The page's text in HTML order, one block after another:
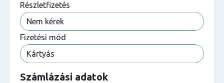
Részletfizetés
Fizetési mód
Számlázási adatok